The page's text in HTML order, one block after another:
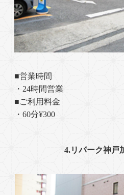
■営業時間
・24時間営業
■ご利用料金
・60分¥300
4.リパーク神戸